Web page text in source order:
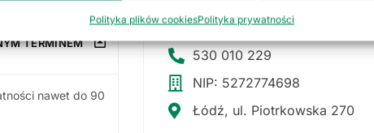
Polityka plików cookiesPolityka prywatności
TERMINEM
nawet do 90
sklep@medyczny.eu
530 010 229
NIP: 5272774698
Łódź, ul. Piotrkowska 270